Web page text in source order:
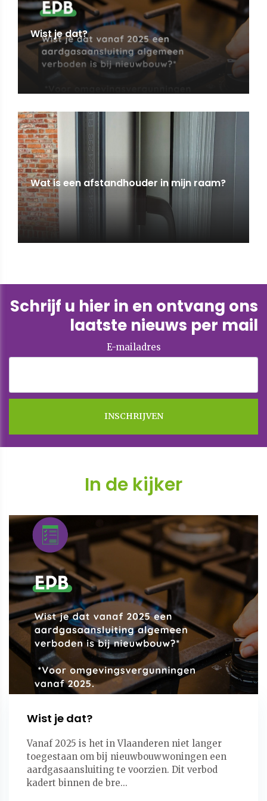
Wist je dat?
Wat is een afstandhouder in mijn raam?
Schrijf u hier in en ontvang ons
laatste nieuws per mail
E-mailadres
In de kijker
Wist je dat?
Vanaf 2025 is het in Vlaanderen niet langer
toegestaan om bij nieuwbouwwoningen een
aardgasaansluiting te voorzien. Dit verbod
kadert binnen de bre...